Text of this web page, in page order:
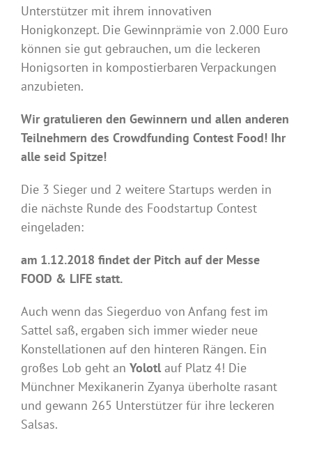
Unterstützer mit ihrem innovativen
Honigkonzept. Die Gewinnprämie von 2.000 Euro
können sie gut gebrauchen, um die leckeren
Honigsorten in kompostierbaren Verpackungen
anzubieten.
Wir gratulieren den Gewinnern und allen anderen
Teilnehmern des Crowdfunding Contest Food! Ihr
alle seid Spitze!
Die 3 Sieger und 2 weitere Startups werden in
die nächste Runde des Foodstartup Contest
eingeladen:
am 1.12.2018 findet der Pitch auf der Messe
FOOD & LIFE statt.
Auch wenn das Siegerduo von Anfang fest im
Sattel saß, ergaben sich immer wieder neue
Konstellationen auf den hinteren Rängen. Ein
großes Lob geht an Yolotlauf Platz 4! Die
Münchner Mexikanerin Zyanya überholte rasant
und gewann 265 Unterstützer für ihre leckeren
Salsas.